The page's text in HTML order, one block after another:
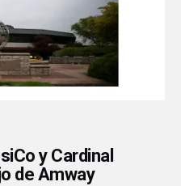
y Cardinal
de Amway